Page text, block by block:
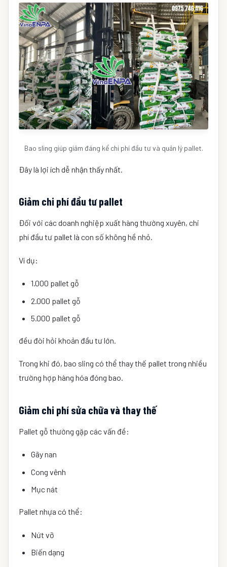
Bao sling giúp giảm đáng kể chi phí đầu tư và quản lý pallet.
Đây là lợi ích dễ nhận thấy nhất.
Giảm chi phí đầu tư pallet
Đối với các doanh nghiệp xuất hàng thường xuyên, chi
phí đầu tư pallet là con số không hề nhỏ.
Ví dụ:
1.000 pallet gỗ
2.000 pallet gỗ
5.000 pallet gỗ
đều đòi hỏi khoản đầu tư lớn.
Trong khi đó, bao sling có thể thay thế pallet trong nhiều
trường hợp hàng hóa đóng bao.
Giảm chi phí sửa chữa và thay thế
Pallet gỗ thường gặp các vấn đề:
Gãy nan
Cong vênh
Mục nát
Pallet nhựa có thể:
Nứt vỡ
Biến dạng